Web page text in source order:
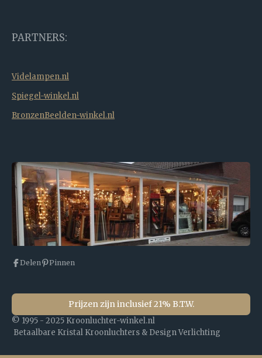
PARTNERS:
Videlampen.nl
Spiegel-winkel.nl
BronzenBeelden-winkel.nl
Delen Pinnen
Prijzen zijn inclusief 21% B.T.W.
© 1995 - 2025 Kroonluchter-winkel.nl
Betaalbare Kristal Kroonluchters & Design Verlichting